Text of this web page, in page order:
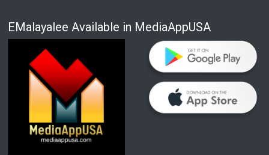
EMalayalee Available in MediaAppUSA